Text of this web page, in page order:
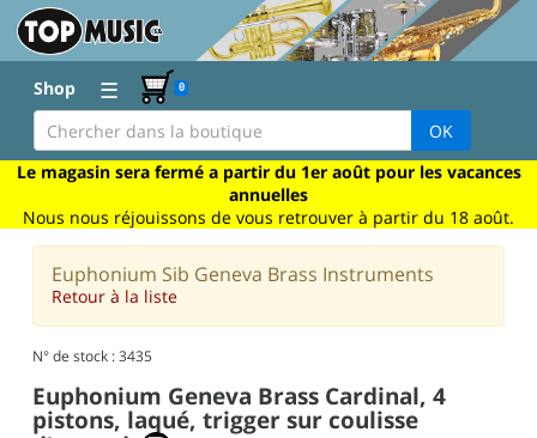
Shop ☰ 0
OK
Le magasin sera fermé a partir du 1er août pour les vacances
annuelles
Nous nous réjouissons de vous retrouver à partir du 18 août.
Euphonium Sib Geneva Brass Instruments
Retour à la liste
N° de stock : 3435
Euphonium Geneva Brass Cardinal, 4
pistons, laqué, trigger sur coulisse